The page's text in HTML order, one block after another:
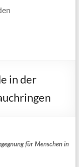
in der
für Menschen in